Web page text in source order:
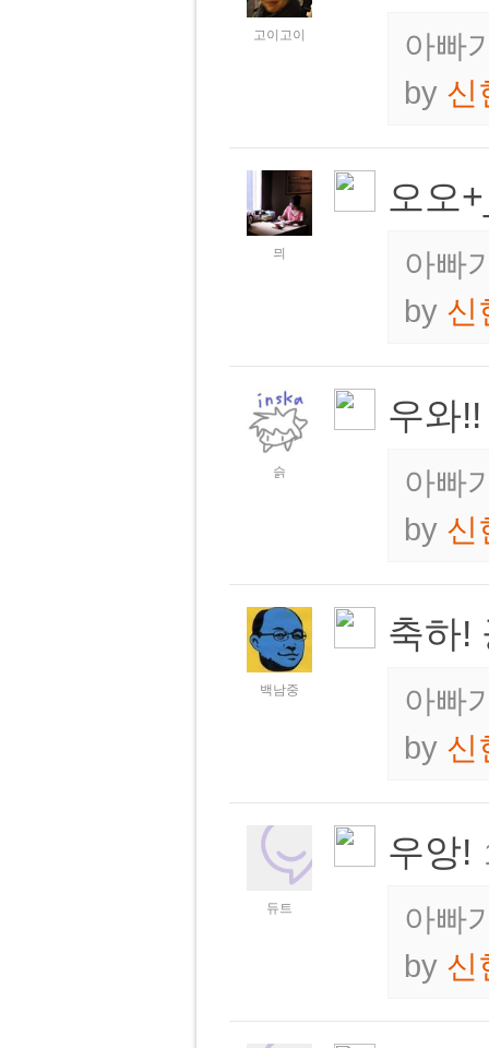
고이고이
아빠
by 신
믜
오오
아빠
by 신
슭
우와
아빠
by 신
백남중
축하!
아빠
by 신
듀트
우앙!
아빠
by 신